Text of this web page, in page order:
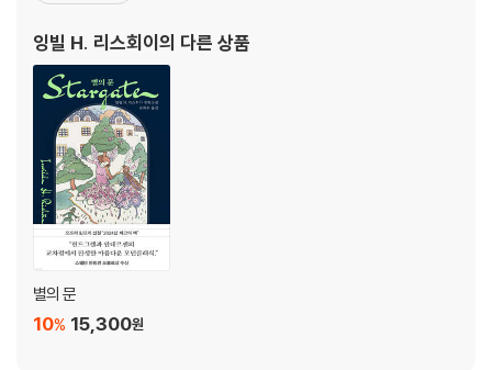
간되어 세 나라 모두에서 뜨거운 호평을 받으
잉빌 H. 리스회이 의 다른 상품
별의 문
15,300원
10%